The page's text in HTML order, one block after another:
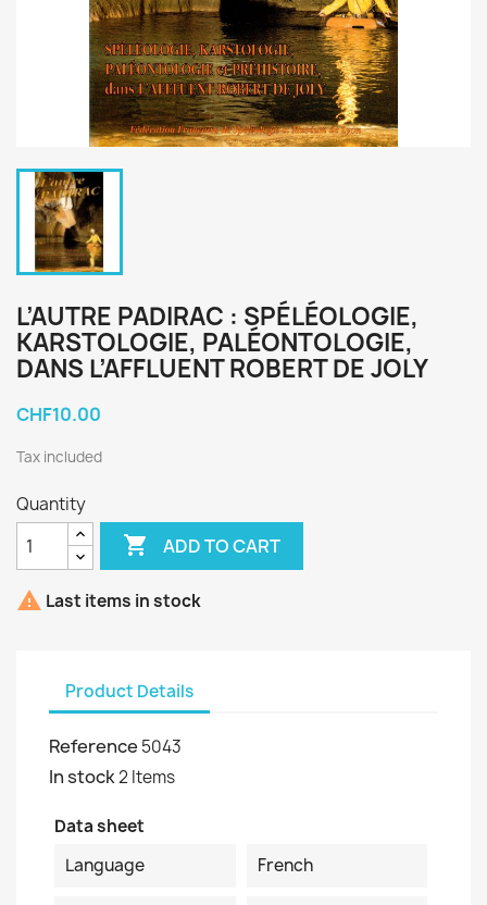
L’AUTRE PADIRAC : SPÉLÉOLOGIE,
KARSTOLOGIE, PALÉONTOLOGIE,
DANS L’AFFLUENT ROBERT DE JOLY
CHF10.00
Tax included
Quantity
 ADD TO CART
 Last items in stock
Product Details
Reference 5043
In stock2 Items
Data sheet
Language
French